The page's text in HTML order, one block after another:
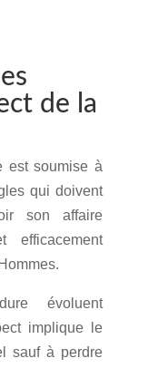
de la
est soumise à
qui doivent
son affaire
efficacement
évoluent
implique le
sauf à perdre